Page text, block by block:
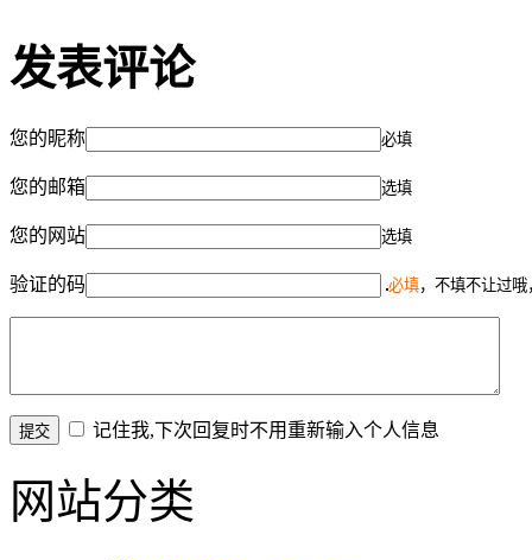
发表评论
您的昵称 必填
您的邮箱 选填
您的网站 选填
验证的码 必填，不填不让过
记住我,下次回复时不用重新输入个人信息
网站分类